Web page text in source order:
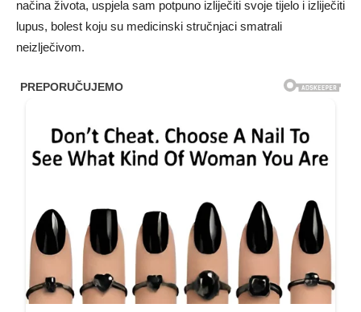
načina života, uspjela sam potpuno izliječiti svoje tijelo i izliječiti
lupus, bolest koju su medicinski stručnjaci smatrali
neizlječivom.